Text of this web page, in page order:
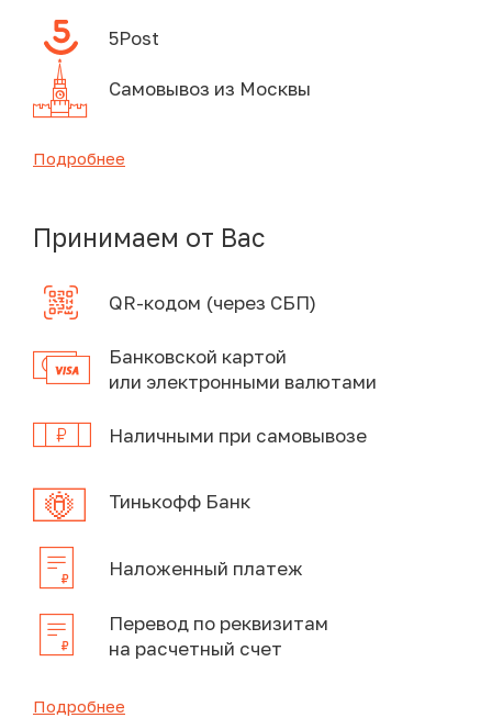
5Post
Самовывоз из Москвы
Подробнее
Принимаем от Вас
QR-кодом (через СБП)
Банковской картой
или электронными валютами
Наличными при самовывозе
Тинькофф Банк
Наложенный платеж
Перевод по реквизитам
на расчетный счет
Подробнее